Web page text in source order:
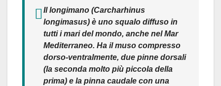
Il longimano (Carcharhinus
longimasus) è uno squalo diffuso in
tutti i mari del mondo, anche nel Mar
Mediterraneo. Ha il muso compresso
dorso-ventralmente, due pinne dorsali
(la seconda molto più piccola della
prima) e la pinna caudale con una